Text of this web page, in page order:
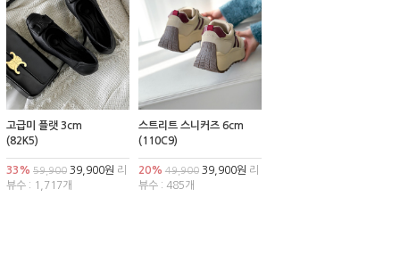
고급미 플랫 3cm
(82K5)
33% 59,900 39,900원 리
뷰수 : 1,717개
스트리트 스니커즈 6cm
(110C9)
20% 49,90039,900원 리
뷰수 : 485개